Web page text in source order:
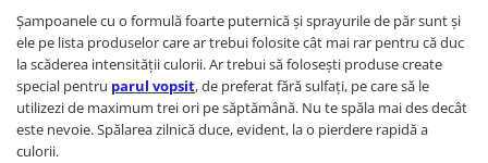
Șampoanele cu o formulă foarte puternică și sprayurile de păr sunt și
ele pe lista produselor care ar trebui folosite cât mai rar pentru că duc
la scăderea intensității culorii. Ar trebui să folosești produse create
special pentru parul vopsit, de preferat fără sulfați, pe care să le
utilizezi de maximum trei ori pe săptămână. Nu te spăla mai des decât
este nevoie. Spălarea zilnică duce, evident, la o pierdere rapidă a
culorii.